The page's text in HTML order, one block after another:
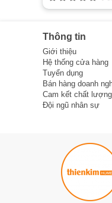
Thông tin
Giới thiệu
Hệ thống cửa hàng
Tuyển dụng
Bán hàng doanh
Cam kết chất lượng
Đội ngũ nhân sự